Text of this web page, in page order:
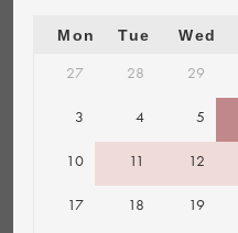
Mon Tue Wed
27 28 29
3 4 5
10 11 12
17 18 19